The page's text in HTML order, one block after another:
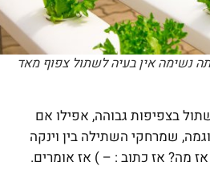
אין בעיה לשתול צפוף מאד
בצפיפות גבוהה, אפילו אם
שמרחקי השתילה בין וינקה